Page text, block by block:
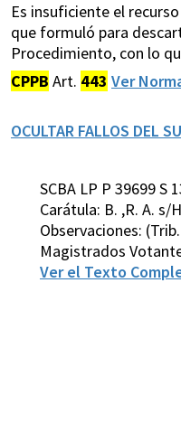
Es insuficiente el
que formuló para
Procedimiento, con lo
CPPB Art. 443 Ver
OCULTAR FALLOS DEL
SCBA LP P 39699 S
Carátula: B. ,R. A.
Observaciones:
Magistrados
Ver el Texto